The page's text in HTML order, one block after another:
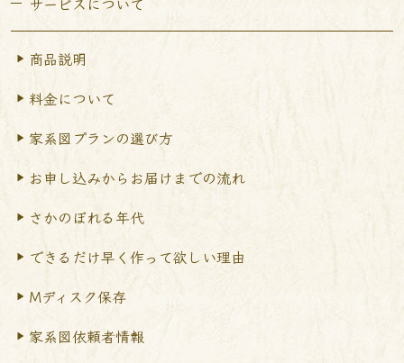
商品説明
料金について
家系図プランの選び方
お申し込みからお届けまでの流れ
さかのぼれる年代
できるだけ早く作って欲しい理由
Mディスク保存
家系図依頼者情報